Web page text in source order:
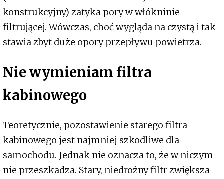
konstrukcyjny) zatyka pory w włókninie
filtrującej. Wówczas, choć wygląda na czystą i tak
stawia zbyt duże opory przepływu powietrza.
Nie wymieniam filtra
kabinowego
Teoretycznie, pozostawienie starego filtra
kabinowego jest najmniej szkodliwe dla
samochodu. Jednak nie oznacza to, że w niczym
nie przeszkadza. Stary, niedrożny filtr zwiększa